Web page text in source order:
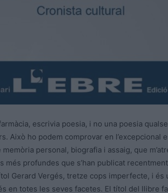
escrivia poesia, i no una poesia
Això ho podem comprovar en l’excepcional
personal, biografia i assaig, que
profundes que s’han publicat
Gerard Vergés, tretze cops imperfecte, i és
en totes les seves facetes. El títol del llibre fa